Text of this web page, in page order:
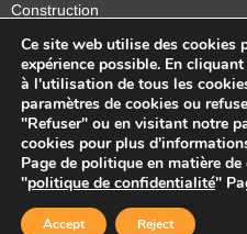
Construction
Orthèses et prothèses
Startups
Copyright © 2026
Ce site web utilise des cookies
expérience possible. En
à l'utilisation de tous les
paramètres de cookies ou
"Refuser" ou en visitant notre
cookies pour plus
Page de politique en matière
"politique de confidentialité"
Accept Reject